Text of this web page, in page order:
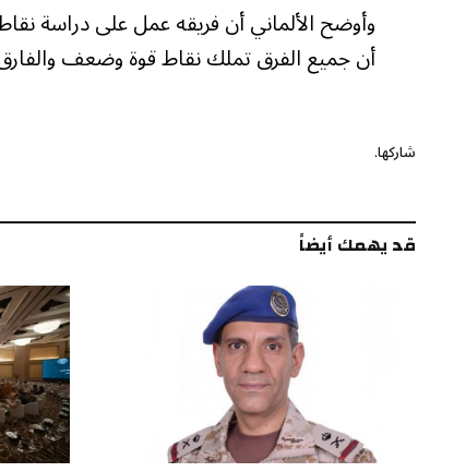
وأوضح الألماني أن فريقه عمل على دراسة
أن جميع الفرق تملك نقاط قوة وضعف والفارق
شاركها.
قد يهمك أيضاً